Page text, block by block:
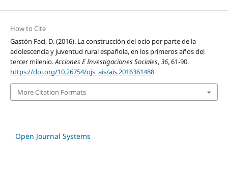
How to Cite
Gastón Faci, D. (2016). La construcción del ocio por parte de la
adolescencia y juventud rural española, en los primeros años del
tercer milenio.Acciones E Investigaciones Sociales,36, 61-90.
https://doi.org/10.26754/ojs_ais/ais.2016361488
More Citation Formats
Open Journal Systems